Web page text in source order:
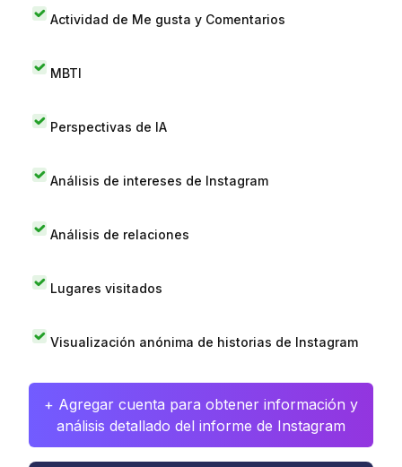
Actividad de Me gusta y Comentarios
MBTI
Perspectivas de IA
Análisis de intereses de Instagram
Análisis de relaciones
Lugares visitados
Visualización anónima de historias de Instagram
+ Agregar cuenta para obtener información y
análisis detallado del informe de Instagram